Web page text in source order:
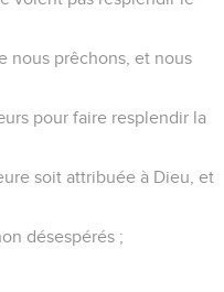
nous prêchons, et nous
pour faire resplendir la
soit attribuée à Dieu, et
désespérés ;